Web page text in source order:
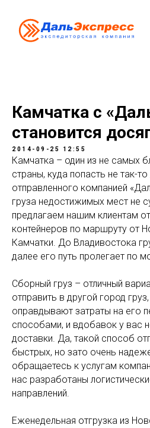
Камчатка с
становится
2014-09-25 12:55
Камчатка – один из не самых
страны, куда попасть не так-
отправленного компанией
груза недостижимых мест не
предлагаем нашим клиентам
контейнеров по маршруту от
Камчатки. До Владивостока
далее его путь пролегает по
Сборный груз – отличный
отправить в другой город
оправдывают затраты на его
способами, и вдобавок у вас
доставки. Да, такой способ
быстрых, но зато очень
обращаетесь к услугам
нас разработаны
направлений.
Еженедельная отгрузка из